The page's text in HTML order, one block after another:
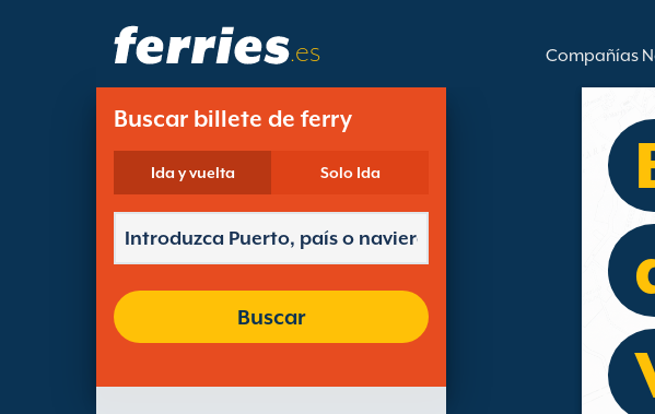
.es Compañías
Buscar billete de ferry
Ida y vuelta Solo Ida
Buscar